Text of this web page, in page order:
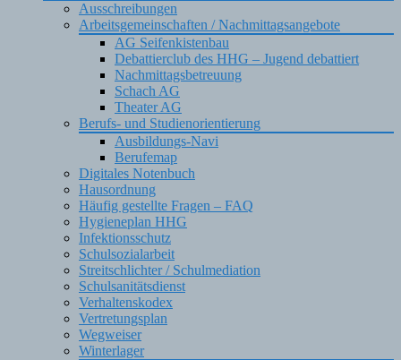
Ausschreibungen
Arbeitsgemeinschaften / Nachmittagsangebote
AG Seifenkistenbau
Debattierclub des HHG – Jugend debattiert
Nachmittagsbetreuung
Schach AG
Theater AG
Berufs- und Studienorientierung
Ausbildungs-Navi
Berufemap
Digitales Notenbuch
Hausordnung
Häufig gestellte Fragen – FAQ
Hygieneplan HHG
Infektionsschutz
Schulsozialarbeit
Streitschlichter / Schulmediation
Schulsanitätsdienst
Verhaltenskodex
Vertretungsplan
Wegweiser
Winterlager